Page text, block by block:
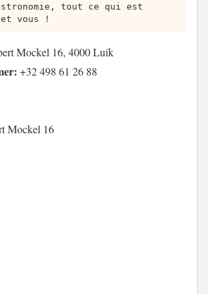
tout ce qui est
vous !
Mockel 16, 4000 Luik
+32 498 61 26 88
Mockel 16